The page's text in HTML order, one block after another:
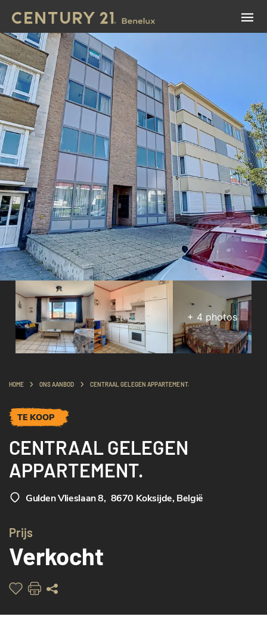
+ 4 photos
HOME ONS AANBOD CENTRAAL GELEGEN APPARTEMENT.
TE KOOP
CENTRAAL GELEGEN
APPARTEMENT.
Gulden Vlieslaan 8, 8670 Koksijde, België
Prijs
Verkocht